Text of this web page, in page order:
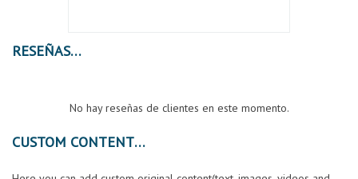
RESEÑAS
No hay reseñas de clientes en este momento.
CUSTOM CONTENT